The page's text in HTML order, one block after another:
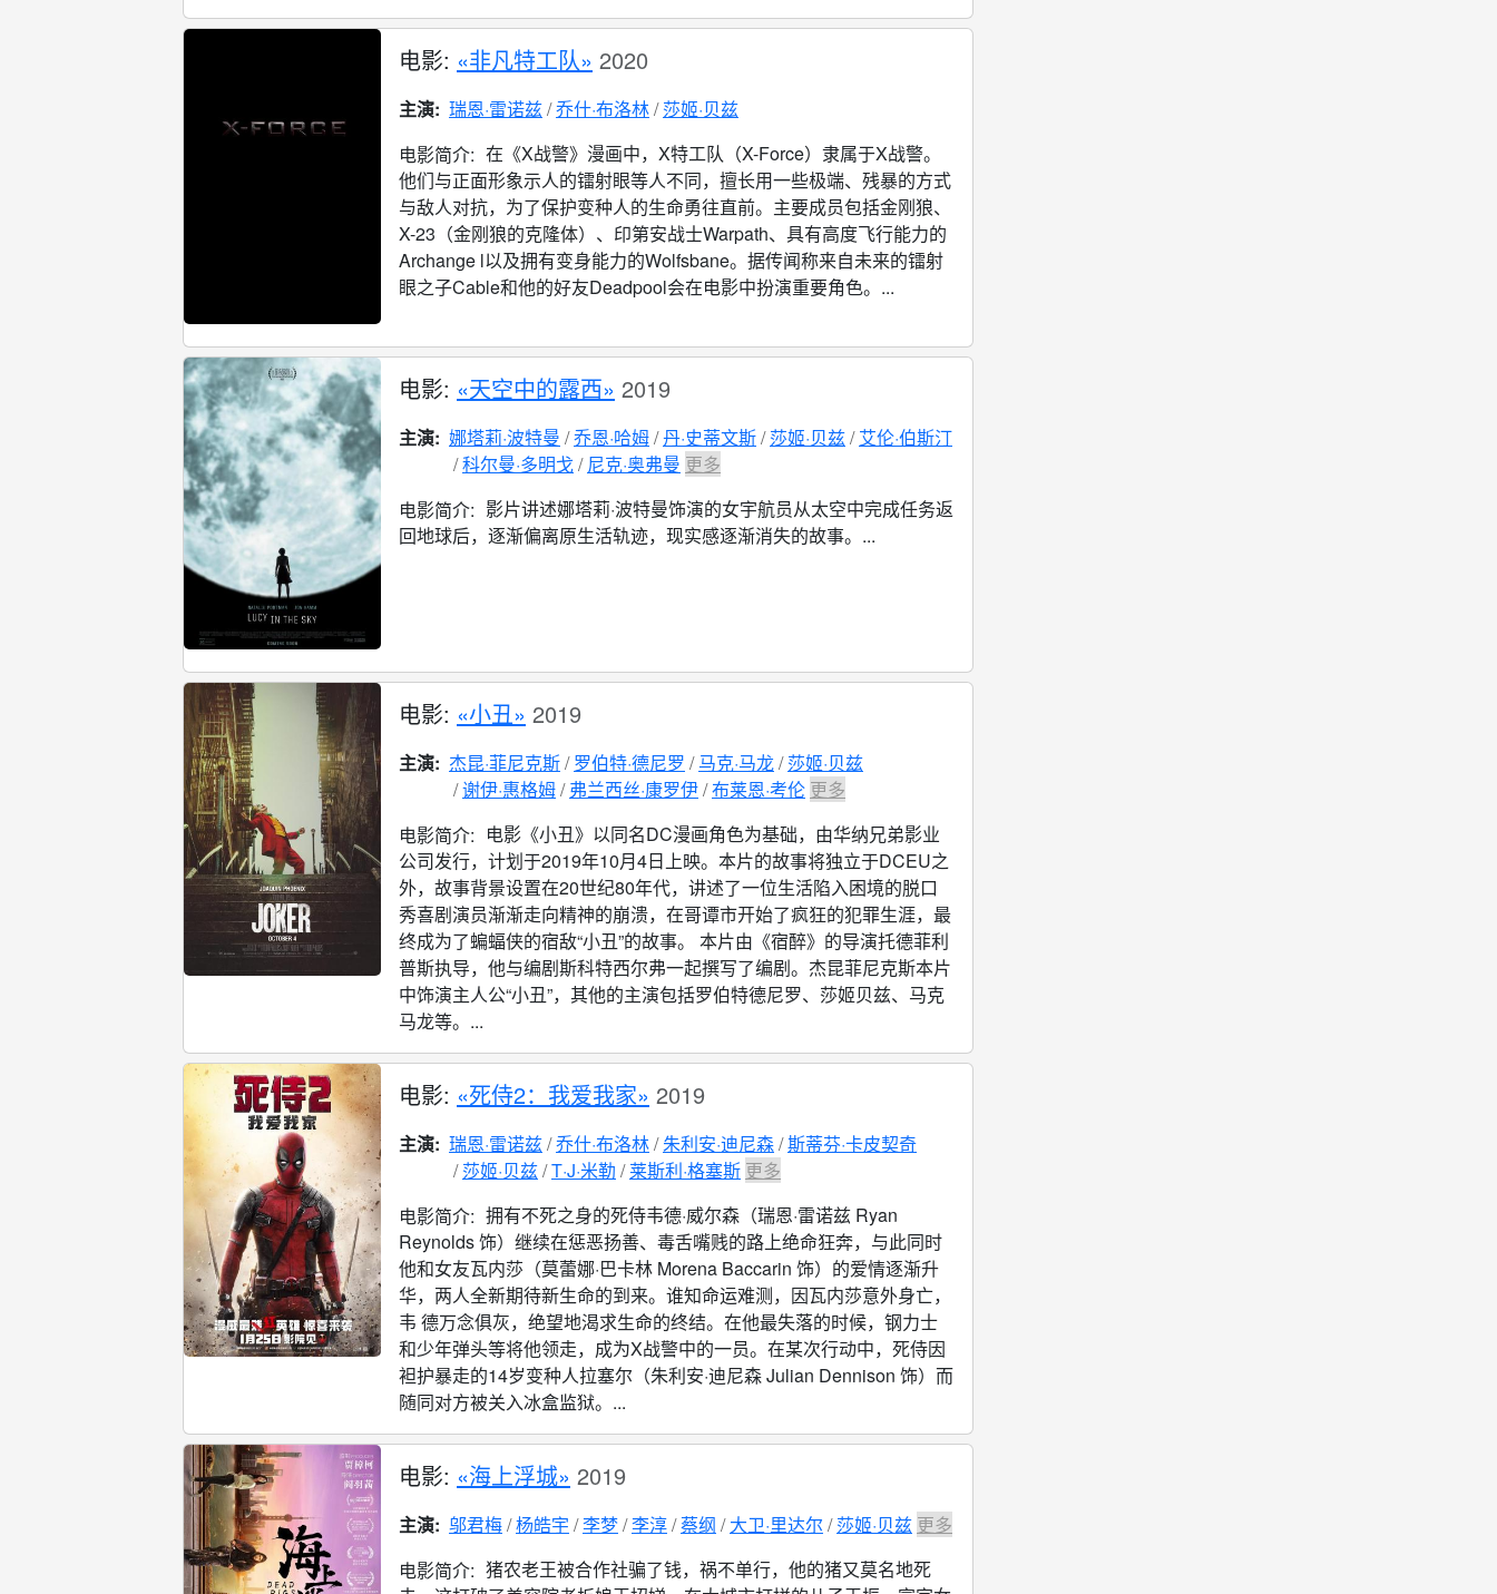
电影: «非凡特工队» 2020
主演: 瑞恩·雷诺兹 乔什·布洛林 莎姬·贝兹
电影简介: 在《X战警》漫画中，X特工队（X-Force）隶属于X战警。
他们与正面形象示人的镭射眼等人不同，擅长用一些极端、残暴的方式
与敌人对抗，为了保护变种人的生命勇往直前。主要成员包括金刚狼、
X-23（金刚狼的克隆体）、印第安战士Warpath、具有高度飞行能力的
Archange l以及拥有变身能力的Wolfsbane。据传闻称来自未来的镭射
眼之子Cable和他的好友Deadpool会在电影中扮演重要角色。...
电影: «天空中的露西» 2019
主演: 娜塔莉·波特曼 乔恩·哈姆 丹·史蒂文斯 莎姬·贝兹 艾伦·伯斯汀
科尔曼·多明戈 尼克·奥弗曼 更多
电影简介: 影片讲述娜塔莉·波特曼饰演的女宇航员从太空中完成任务返
回地球后，逐渐偏离原生活轨迹，现实感逐渐消失的故事。...
电影: «小丑» 2019
主演: 杰昆·菲尼克斯 罗伯特·德尼罗 马克·马龙 莎姬·贝兹
谢伊·惠格姆 弗兰西丝·康罗伊 布莱恩·考伦 更多
电影简介: 电影《小丑》以同名DC漫画角色为基础，由华纳兄弟影业
公司发行，计划于2019年10月4日上映。本片的故事将独立于DCEU之
外，故事背景设置在20世纪80年代，讲述了一位生活陷入困境的脱口
秀喜剧演员渐渐走向精神的崩溃，在哥谭市开始了疯狂的犯罪生涯，最
终成为了蝙蝠侠的宿敌“小丑”的故事。 本片由《宿醉》的导演托德菲利
普斯执导，他与编剧斯科特西尔弗一起撰写了编剧。杰昆菲尼克斯本片
中饰演主人公“小丑”，其他的主演包括罗伯特德尼罗、莎姬贝兹、马克
马龙等。...
电影: «死侍2：我爱我家» 2019
主演: 瑞恩·雷诺兹 乔什·布洛林 朱利安·迪尼森 斯蒂芬·卡皮契奇
莎姬·贝兹 T·J·米勒 莱斯利·格塞斯 更多
电影简介: 拥有不死之身的死侍韦德·威尔森（瑞恩·雷诺兹 Ryan
Reynolds 饰）继续在惩恶扬善、毒舌嘴贱的路上绝命狂奔，与此同时
他和女友瓦内莎（莫蕾娜·巴卡林 Morena Baccarin 饰）的爱情逐渐升
华，两人全新期待新生命的到来。谁知命运难测，因瓦内莎意外身亡，
韦 德万念俱灰，绝望地渴求生命的终结。在他最失落的时候，钢力士
和少年弹头等将他领走，成为X战警中的一员。在某次行动中，死侍因
袒护暴走的14岁变种人拉塞尔（朱利安·迪尼森 Julian Dennison 饰）而
随同对方被关入冰盒监狱。...
电影: «海上浮城» 2019
主演: 邬君梅 杨皓宇 李梦 李淳 蔡纲 大卫·里达尔 莎姬·贝兹 更多
电影简介: 猪农老王被合作社骗了钱，祸不单行，他的猪又莫名地死